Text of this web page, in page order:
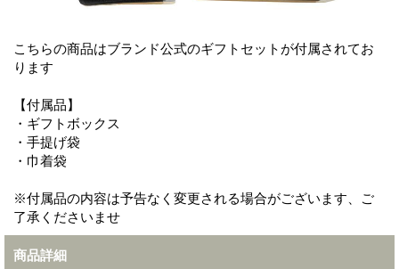
こちらの商品はブランド公式のギフトセットが付属されてお
ります
【付属品】
・ギフトボックス
・手提げ袋
・巾着袋
※付属品の内容は予告なく変更される場合がございます、ご
了承くださいませ
商品詳細